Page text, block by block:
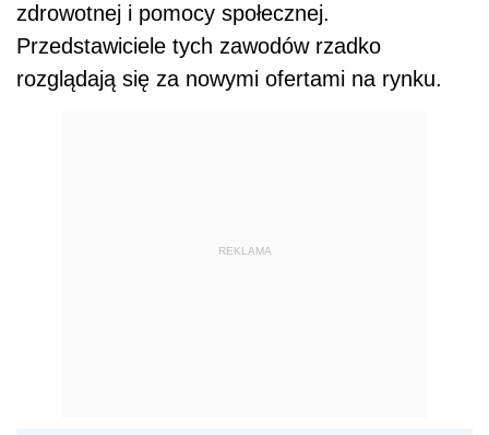
zdrowotnej i pomocy społecznej.
Przedstawiciele tych zawodów rzadko
rozglądają się za nowymi ofertami na rynku.
REKLAMA